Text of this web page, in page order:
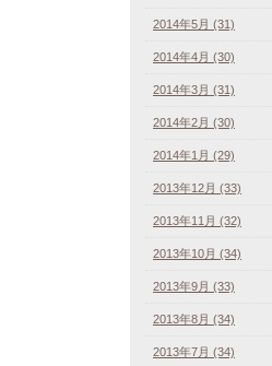
2014年5月 (31)
2014年4月 (30)
2014年3月 (31)
2014年2月 (30)
2014年1月 (29)
2013年12月 (33)
2013年11月 (32)
2013年10月 (34)
2013年9月 (33)
2013年8月 (34)
2013年7月 (34)